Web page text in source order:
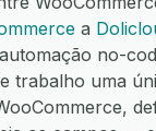
a
no-
trabalho uma